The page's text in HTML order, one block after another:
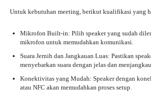
Untuk kebutuhan meeting, berikut kualifikasi yang
Mikrofon Built-in: Pilih speaker yang sudah
mikrofon untuk memudahkan komunikasi.
Suara Jernih dan Jangkauan Luas: Pastikan
menyebarkan suara dengan jelas dan
Konektivitas yang Mudah: Speaker dengan
atau NFC akan memudahkan proses setup.